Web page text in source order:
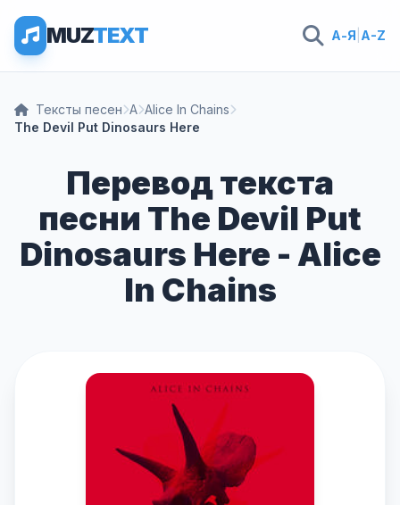
MUZTEXT А-Я A-Z
Тексты песен A Alice In Chains
The Devil Put Dinosaurs Here
Перевод текста
песни The Devil Put
Dinosaurs Here - Alice
In Chains